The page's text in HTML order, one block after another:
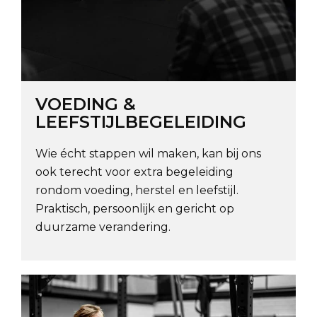
VOEDING &
LEEFSTIJLBEGELEIDING
Wie écht stappen wil maken, kan bij ons
ook terecht voor extra begeleiding
rondom voeding, herstel en leefstijl.
Praktisch, persoonlijk en gericht op
duurzame verandering.